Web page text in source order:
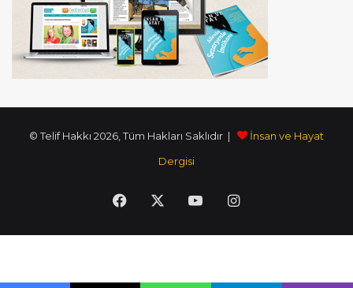
© Telif Hakkı 2026, Tüm Hakları Saklıdır |
İnsan ve Hayat
Dergisi
Facebook YouTubeInstagram